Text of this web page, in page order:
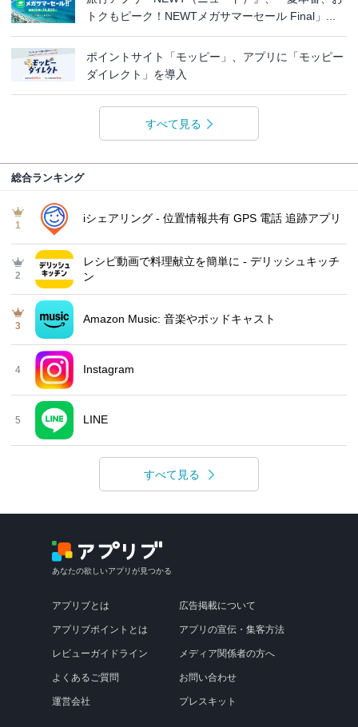
トクもピーク！NEWTメガサマーセール Final」...
ポイントサイト「モッピー」、アプリに「モッピー
ダイレクト」を導入
すべて見る
総合ランキング
1
iシェアリング - 位置情報共有 GPS 電話 追跡アプリ
2
レシピ動画で料理献立を簡単‪に - デリッシュキッチ
ン
3
Amazon Music: 音楽やポッドキャスト
4 Instagram
5 LINE
すべて見る
あなたの欲しいアプリが見つかる
アプリブとは
アプリブポイントとは
レビューガイドライン
よくあるご質問
運営会社
広告掲載について
アプリの宣伝・集客方法
メディア関係者の方へ
お問い合わせ
プレスキット